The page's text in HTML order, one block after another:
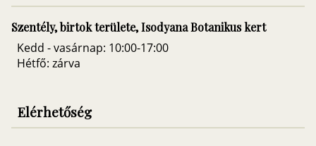
Szentély, birtok területe, Isodyana Botanikus kert
Kedd - vasárnap: 10:00-17:00
Hétfő: zárva
Elérhetőség